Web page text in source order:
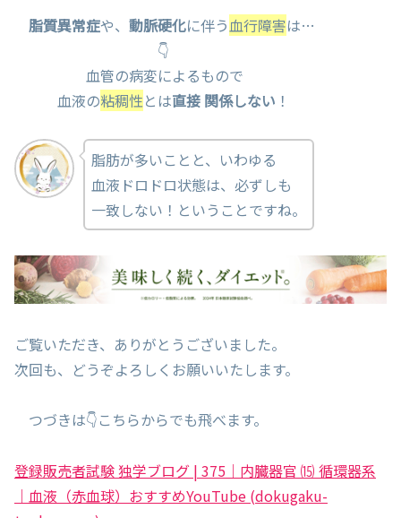
脂質異常症や、 動脈硬化に伴う血行障害は…
👇
血管の病変によるもので
血液の粘稠性とは直接 関係しない ！
脂肪が多いことと、いわゆる
血液ドロドロ状態は、必ずしも
一致しない！ということですね。
ご覧いただき、ありがとうございました。
次回も、どうぞよろしくお願いいたします。
つづきは👇こちらからでも飛べます。
登録販売者試験 独学ブログ | 375｜内臓器官 ⒂ 循環器系
｜血液（赤血球）おすすめYouTube (dokugaku-